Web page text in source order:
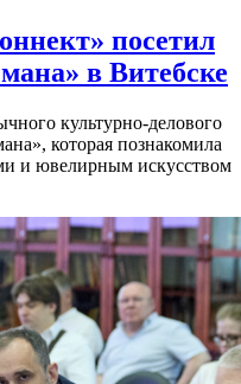
посетил
в Витебске
культурно-делового
которая познакомила
и ювелирным искусством